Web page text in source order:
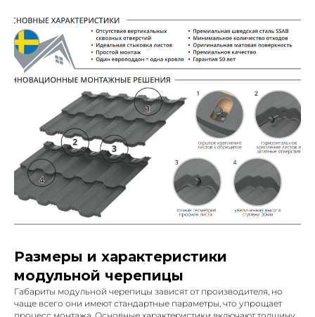
Размеры и характеристики
модульной черепицы
Габариты модульной черепицы зависят от производителя, но
чаще всего они имеют стандартные параметры, что упрощает